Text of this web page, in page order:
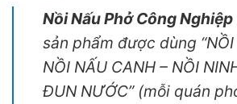
Nồi Nấu Phở Công Nghiệp
sản phẩm được dùng “NỒI
NỒI NẤU CANH – NỒI
ĐUN NƯỚC” (mỗi quán